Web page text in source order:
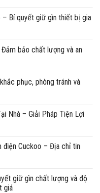
Bí quyết giữ gìn thiết bị gia
bảo chất lượng và an
phục, phòng tránh và
Nhà – Giải Pháp Tiện Lợi
điện Cuckoo – Địa chỉ tin
giữ gìn chất lượng và độ
giá